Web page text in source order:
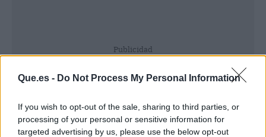
Que.es - Do Not Process My Personal Information
If you wish to opt-out of the sale, sharing to third parties, or
processing of your personal or sensitive information for
targeted advertising by us, please use the below opt-out
Publicidad